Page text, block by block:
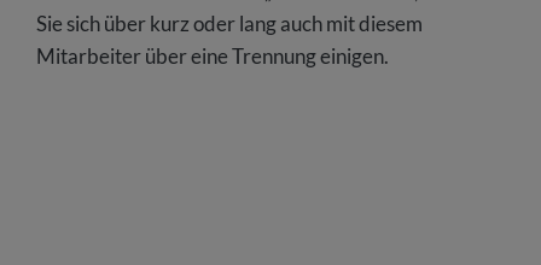
Sie sich über kurz oder lang auch mit diesem
Mitarbeiter über eine Trennung einigen.